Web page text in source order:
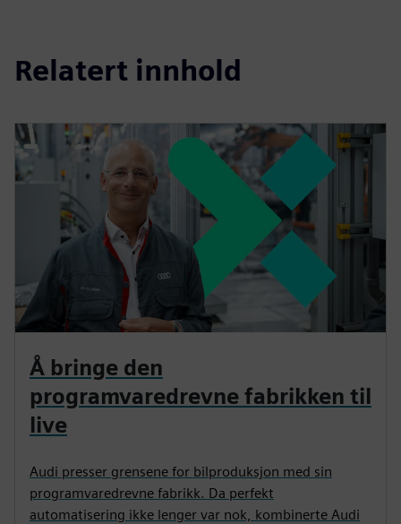
Relatert innhold
Å bringe den
programvaredrevne fabrikken til
live
Audi presser grensene for bilproduksjon med sin
programvaredrevne fabrikk. Da perfekt
automatisering ikke lenger var nok, kombinerte Audi